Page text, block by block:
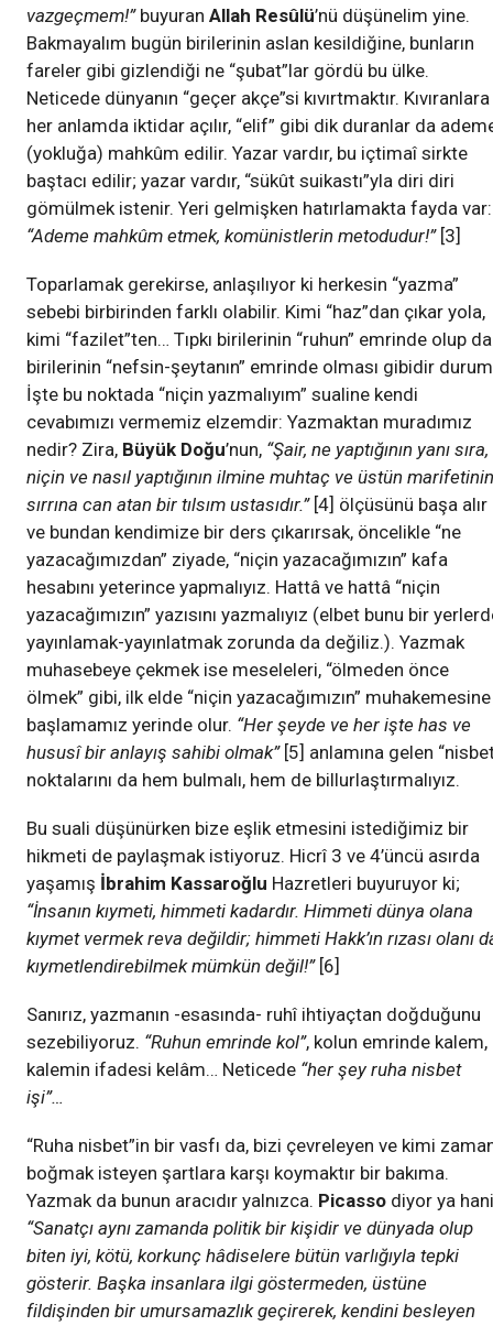
vazgeçmem!”buyuran Allah Resûlü’nü düşünelim yine.
Bakmayalım bugün birilerinin aslan kesildiğine, bunların
fareler gibi gizlendiği ne “şubat”lar gördü bu ülke.
Neticede dünyanın “geçer akçe”si kıvırtmaktır. Kıvıranlara
her anlamda iktidar açılır, “elif” gibi dik duranlar da
(yokluğa) mahkûm edilir. Yazar vardır, bu içtimaî sirkte
baştacı edilir; yazar vardır, “sükût suikastı”yla diri diri
gömülmek istenir. Yeri gelmişken hatırlamakta fayda var:
“Ademe mahkûm etmek, komünistlerin metodudur!” [3]
Toparlamak gerekirse, anlaşılıyor ki herkesin “yazma”
sebebi birbirinden farklı olabilir. Kimi “haz”dan çıkar yola,
kimi “fazilet”ten… Tıpkı birilerinin “ruhun” emrinde olup da
birilerinin “nefsin-şeytanın” emrinde olması gibidir
İşte bu noktada “niçin yazmalıyım” sualine kendi
cevabımızı vermemiz elzemdir: Yazmaktan muradımız
nedir? Zira, Büyük Doğu’nun, “Şair, ne yaptığının yanı sıra,
niçin ve nasıl yaptığının ilmine muhtaç ve üstün marifetinin
sırrına can atan bir tılsım ustasıdır.”[4] ölçüsünü başa alır
ve bundan kendimize bir ders çıkarırsak, öncelikle “ne
yazacağımızdan” ziyade, “niçin yazacağımızın” kafa
hesabını yeterince yapmalıyız. Hattâ ve hattâ “niçin
yazacağımızın” yazısını yazmalıyız (elbet bunu bir
yayınlamak-yayınlatmak zorunda da değiliz.). Yazmak
muhasebeye çekmek ise meseleleri, “ölmeden önce
ölmek” gibi, ilk elde “niçin yazacağımızın” muhakemesine
başlamamız yerinde olur. “Her şeyde ve her işte has ve
hususî bir anlayış sahibi olmak”[5] anlamına gelen
noktalarını da hem bulmalı, hem de billurlaştırmalıyız.
Bu suali düşünürken bize eşlik etmesini istediğimiz bir
hikmeti de paylaşmak istiyoruz. Hicrî 3 ve 4’üncü asırda
yaşamış İbrahim Kassaroğlu Hazretleri buyuruyor ki;
“İnsanın kıymeti, himmeti kadardır. Himmeti dünya olana
kıymet vermek reva değildir; himmeti Hakk’ın rızası olanı
kıymetlendirebilmek mümkün değil!”[6]
Sanırız, yazmanın -esasında- ruhî ihtiyaçtan doğduğunu
sezebiliyoruz. “Ruhun emrinde kol”, kolun emrinde kalem,
kalemin ifadesi kelâm… Neticede “her şey ruha nisbet
işi”…
“Ruha nisbet”in bir vasfı da, bizi çevreleyen ve kimi
boğmak isteyen şartlara karşı koymaktır bir bakıma.
Yazmak da bunun aracıdır yalnızca. Picasso diyor ya
“Sanatçı aynı zamanda politik bir kişidir ve dünyada olup
biten iyi, kötü, korkunç hâdiselere bütün varlığıyla tepki
gösterir. Başka insanlara ilgi göstermeden, üstüne
fildişinden bir umursamazlık geçirerek, kendini besleyen